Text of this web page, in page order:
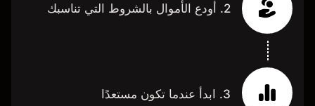
2. أودع الأموال بالشروط التي تناسبك
3. ابدأ عندما تكون مستعدًا